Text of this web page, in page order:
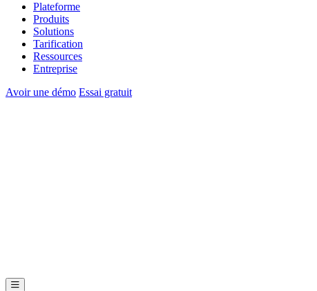
Plateforme
Produits
Solutions
Tarification
Ressources
Entreprise
Avoir une démo Essai gratuit